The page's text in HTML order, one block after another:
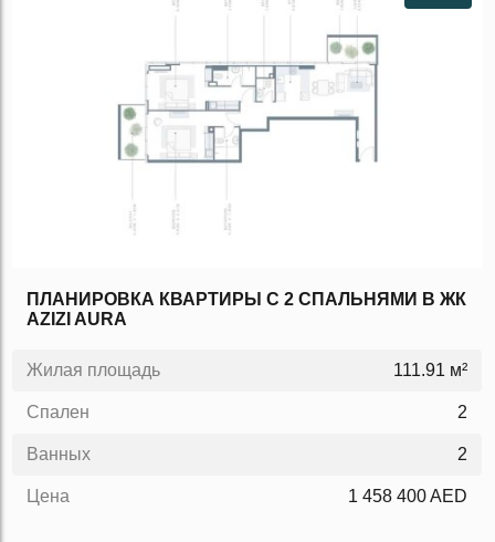
ПЛАНИРОВКА КВАРТИРЫ C 2 СПАЛЬНЯМИ В ЖК
AZIZI AURA
Жилая площадь 111.91 м²
Спален 2
Ванных 2
Цена 1 458 400 AED